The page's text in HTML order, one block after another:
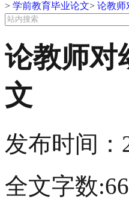
> 学前教育毕业论文> 论教师
论教师对
文
发布时间：
全文字数